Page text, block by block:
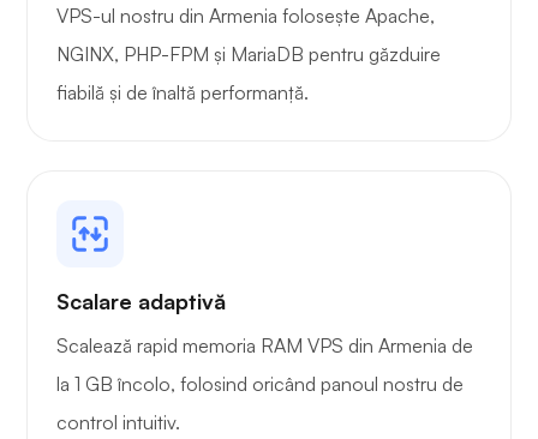
VPS-ul nostru din Armenia folosește Apache,
NGINX, PHP-FPM și MariaDB pentru găzduire
fiabilă și de înaltă performanță.
Scalare adaptivă
Scalează rapid memoria RAM VPS din Armenia de
la 1 GB încolo, folosind oricând panoul nostru de
control intuitiv.